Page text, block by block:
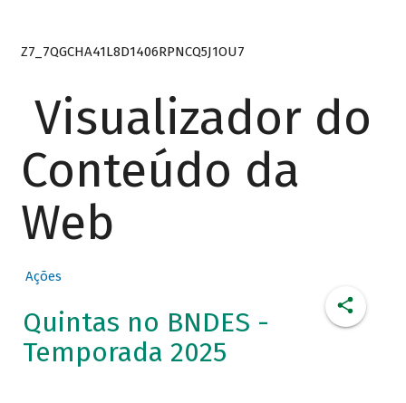
Z7_7QGCHA41L8D1406RPNCQ5J1OU7
Visualizador do
Conteúdo da
Web
Ações
Quintas no BNDES -
Temporada 2025